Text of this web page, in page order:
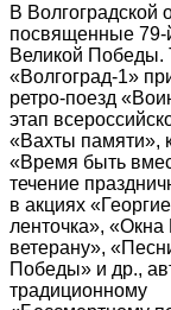
В Волгоградской
посвященные 79-
Великой Победы.
«Волгоград-1»
ретро-поезд
этап
«Вахты памяти»,
«Время быть
течение
в акциях
ленточка»,
ветерану»,
Победы» и др.,
традиционному